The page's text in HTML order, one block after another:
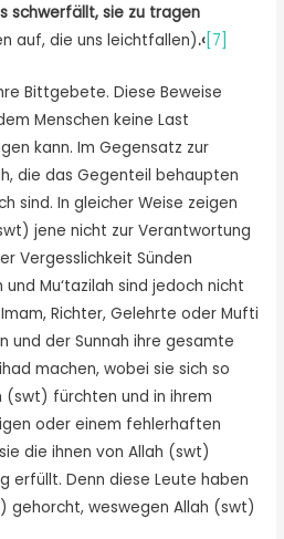
schwerfällt, sie zu tragen
auf, die uns leichtfallen).‹[7]
Bittgebete. Diese Beweise
Menschen keine Last
kann. Im Gegensatz zur
die das Gegenteil behaupten
sind. In gleicher Weise zeigen
jene nicht zur Verantwortung
Vergesslichkeit Sünden
Mu‘tazilah sind jedoch nicht
Richter, Gelehrte oder Mufti
und der Sunnah ihre gesamte
machen, wobei sie sich so
(swt) fürchten und in ihrem
oder einem fehlerhaften
die ihnen von Allah (swt)
erfüllt. Denn diese Leute haben
gehorcht, weswegen Allah (swt)